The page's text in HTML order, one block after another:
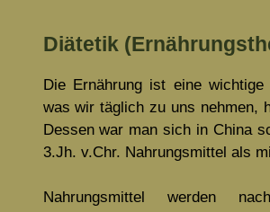
Diätetik
Die Ernährung ist eine
was wir täglich zu uns nehmen,
Dessen war man sich in China
3.Jh. v.Chr. Nahrungsmittel als
Nahrungsmittel werden